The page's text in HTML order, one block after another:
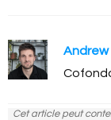
Andrew
Cet article peut